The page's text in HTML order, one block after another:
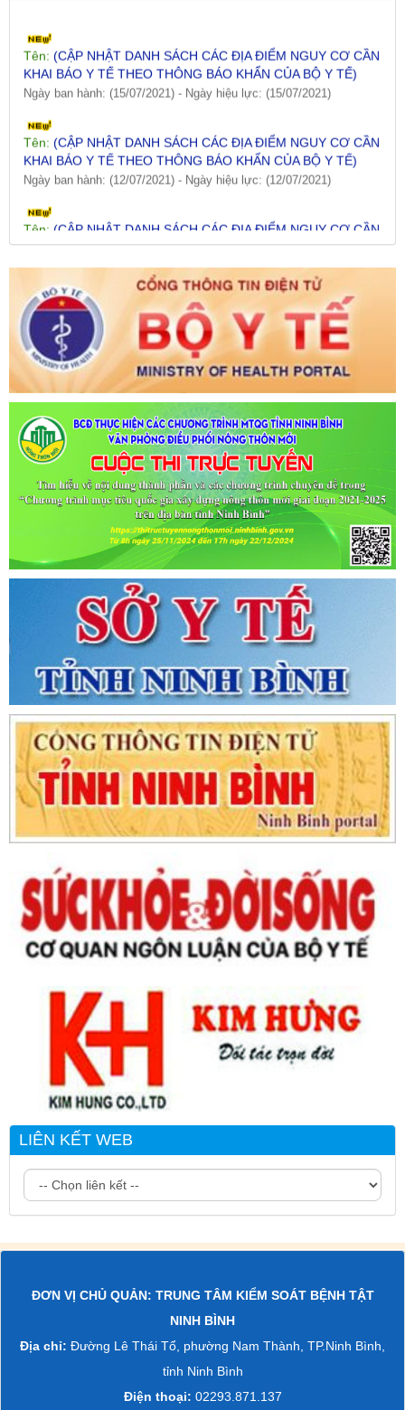
KHAI BÁO Y TẾ THEO THÔNG BÁO KHẨN CỦA BỘ Y TẾ)
Ngày ban hành: (15/07/2021) -Ngày hiệu lực: (15/07/2021)
Tên:
(CẬP NHẬT DANH SÁCH CÁC ĐỊA ĐIỂM NGUY CƠ CẦN
KHAI BÁO Y TẾ THEO THÔNG BÁO KHẨN CỦA BỘ Y TẾ)
Ngày ban hành: (12/07/2021) -Ngày hiệu lực: (12/07/2021)
Tên:
(CẬP NHẬT DANH SÁCH CÁC ĐỊA ĐIỂM NGUY CƠ CẦN
KHAI BÁO Y TẾ THEO THÔNG BÁO KHẨN CỦA BỘ Y TẾ)
Ngày ban hành: (09/07/2021) -Ngày hiệu lực: (09/07/2021)
(CẬP NHẬT DANH SÁCH CÁC ĐỊA ĐIỂM NGUY CƠ CẦN
KHAI BÁO Y TẾ THEO THÔNG BÁO KHẨN CỦA BỘ Y TẾ)
Ngày ban hành: (06/07/2021) -Ngày hiệu lực: (06/07/2021)
Tên:(CẬP NHẬT DANH SÁCH CÁC ĐỊA ĐIỂM NGUY CƠ CẦN
KHAI BÁO Y TẾ THEO THÔNG BÁO KHẨN CỦA BỘ Y TẾ)
Ngày ban hành: (02/07/2021) -Ngày hiệu lực: (02/07/2021)
LIÊN KẾT WEB
ĐƠN VỊ CHỦ QUẢN: TRUNG TÂM KIỂM SOÁT BỆNH TẬT
NINH BÌNH
Địa chỉ: Đường Lê Thái Tổ, phường Nam Thành, TP.Ninh Bình,
tỉnh Ninh Bình
Điện thoại: 02293.871.137